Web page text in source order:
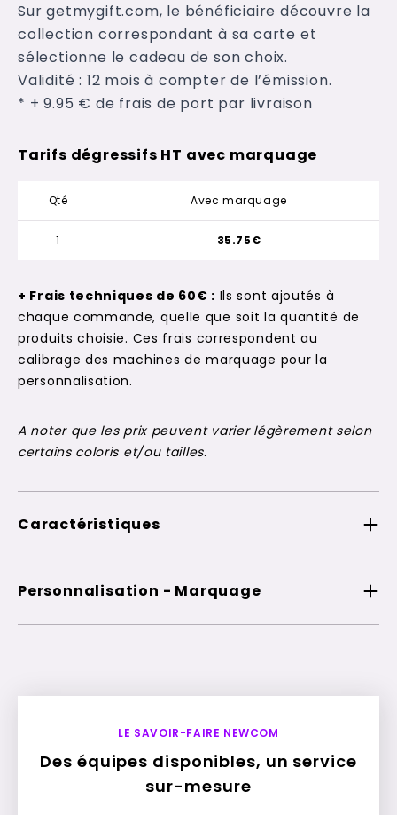
Sur getmygift.com, le bénéficiaire découvre la
collection correspondant à sa carte et
sélectionne le cadeau de son choix.
Validité : 12 mois à compter de l’émission.
* + 9.95 € de frais de port par livraison
Tarifs dégressifs HT avec marquage
Qté Avec marquage
1 35.75€
+ Frais techniques de 60€ : Ils sont ajoutés à
chaque commande, quelle que soit la quantité de
produits choisie. Ces frais correspondent au
calibrage des machines de marquage pour la
personnalisation.
A noter que les prix peuvent varier légèrement selon
certains coloris et/ou tailles.
Caractéristiques
Personnalisation - Marquage
LE SAVOIR-FAIRE NEWCOM
Des équipes disponibles, un service
sur-mesure